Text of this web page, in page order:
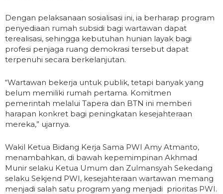
Dengan pelaksanaan sosialisasi ini, ia berharap program
penyediaan rumah subsidi bagi wartawan dapat
terealisasi, sehingga kebutuhan hunian layak bagi
profesi penjaga ruang demokrasi tersebut dapat
terpenuhi secara berkelanjutan.
“Wartawan bekerja untuk publik, tetapi banyak yang
belum memiliki rumah pertama. Komitmen
pemerintah melalui Tapera dan BTN ini memberi
harapan konkret bagi peningkatan kesejahteraan
mereka,” ujarnya.
Wakil Ketua Bidang Kerja Sama PWI Amy Atmanto,
menambahkan, di bawah kepemimpinan Akhmad
Munir selaku Ketua Umum dan Zulmansyah Sekedang
selaku Sekjend PWI, kesejahteraan wartawan memang
menjadi salah satu program yang menjadi prioritas PWI.